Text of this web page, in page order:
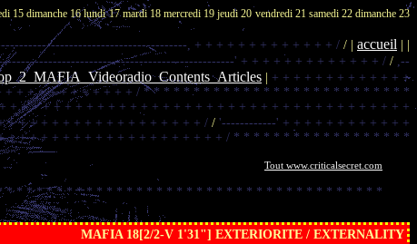
15dimanche 16lundi 17mardi 18 mercredi 19jeudi 20 vendredi 21 samedi 22dimanche 23
, + + + + + + + + + + + + + / / | accueil
' + + + + + + + + + + + + + / / ,--
+ + + + + + + + + + + + +
+ + + + + + + + + + + + / * * * * * * * * * * * * * * * * * * * * * * * * * * *
+ + + + + + + + + + + + + + + + + + + + + + + + + + + + + + + + + + + + +
+ + + + + + + + + + + + + + + + + + / / '------------' + + + + + + + + + + + +
+ + + + + + + + + + + + + + + + + + + + / * * * * * * * * * * * * * * * * * *
Tout www.criticalsecret.com
* * * * * * * * * * * * * * * * * * * * * * * * * * * * * * * * * * * * *
.................................................................................................................
MAFIA 18[2/2-V 1'31"] EXTERIORITE / EXTERNALITY